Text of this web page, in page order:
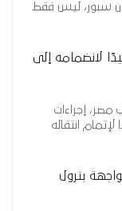
سبور، ليس فقط
لانضمامه إلى
مصر، إجراءات
انتقاله
بترول